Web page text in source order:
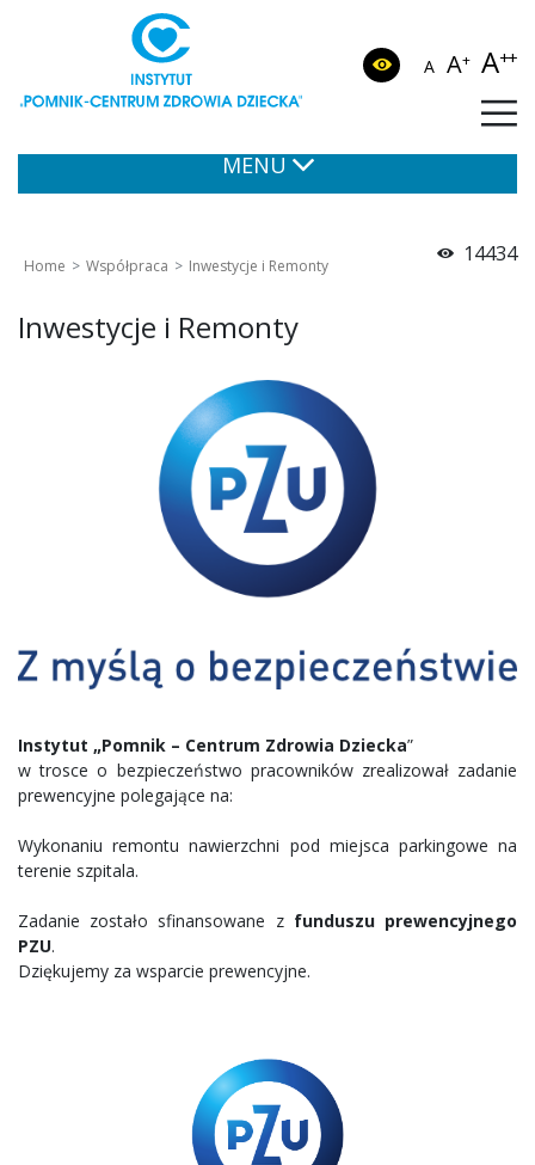
A A+ A++
MENU
Home Współpraca Inwestycje i Remonty 14434
Inwestycje i Remonty
Instytut „Pomnik – Centrum Zdrowia Dziecka”
w trosce o bezpieczeństwo pracowników zrealizował zadanie
prewencyjne polegające na:
Wykonaniu remontu nawierzchni pod miejsca parkingowe na
terenie szpitala.
Zadanie zostało sfinansowane z funduszu prewencyjnego
PZU.
Dziękujemy za wsparcie prewencyjne.